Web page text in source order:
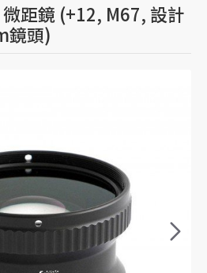
距鏡 (+12, M67, 設計
鏡頭)